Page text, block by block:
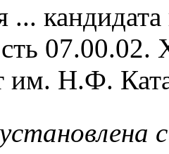
...
07.00.02.
им. Н.Ф.